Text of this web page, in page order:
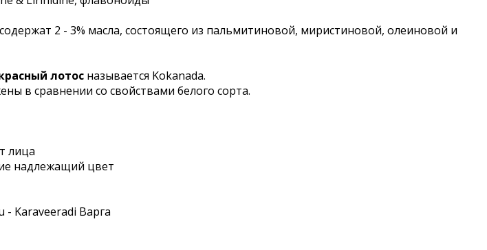
2 - 3% масла, состоящего из пальмитиновой, миристиновой, олеиновой и
лотос называется Kokanada.
в сравнении со свойствами белого сорта.
лица
надлежащий цвет
Karaveeradi Варга